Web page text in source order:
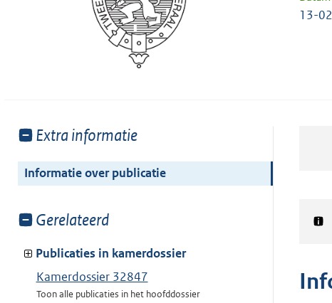
13-
Toon
van:
Extra informatie
Informatie over publicatie
Toon
van:
Gerelateerd
Publicaties in kamerdossier
Kamerdossier 32847
Toon alle publicaties in het hoofddossier